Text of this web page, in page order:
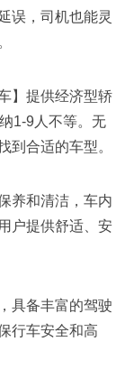
误，司机也能灵
】提供经济型轿
1-9人不等。无
到合适的车型。
养和清洁，车内
户提供舒适、安
具备丰富的驾驶
行车安全和高